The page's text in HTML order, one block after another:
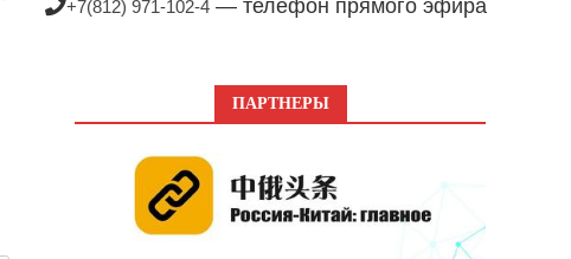
+7(812) 971-102-4 — телефон прямого эфира
ПАРТНЕРЫ